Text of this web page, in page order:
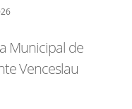
Municipal de
Venceslau